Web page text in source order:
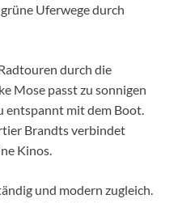
Uferwege durch
durch die
Mose passt zu sonnigen
entspannt mit dem Boot.
Brandts verbindet
Kinos.
und modern zugleich.